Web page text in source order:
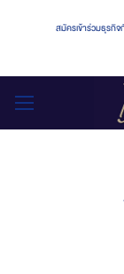
สมัครเข้าร่วมธุรกิ